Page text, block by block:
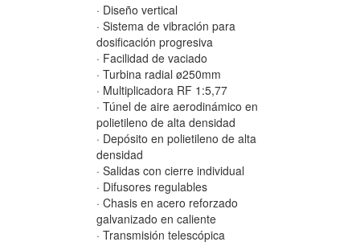
· Diseño vertical
· Sistema de vibración para
dosificación progresiva
· Facilidad de vaciado
· Turbina radial ø250mm
· Multiplicadora RF 1:5,77
· Túnel de aire aerodinámico en
polietileno de alta densidad
· Depósito en polietileno de alta
densidad
· Salidas con cierre individual
· Difusores regulables
· Chasis en acero reforzado
galvanizado en caliente
· Transmisión telescópica